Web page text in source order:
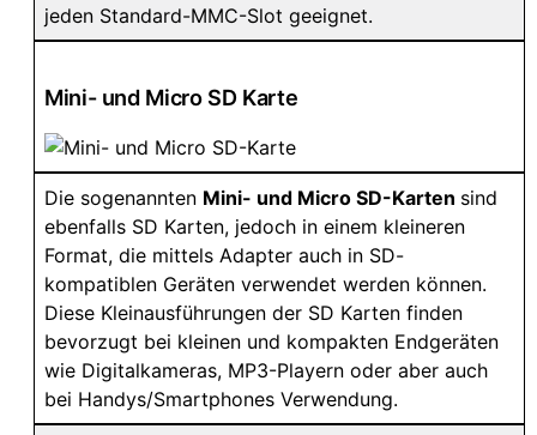
jeden Standard-MMC-Slot geeignet.
Mini- und Micro SD Karte
Die sogenannten Mini- und Micro SD-Karten sind
ebenfalls SD Karten, jedoch in einem kleineren
Format, die mittels Adapter auch in SD-
kompatiblen Geräten verwendet werden können.
Diese Kleinausführungen der SD Karten finden
bevorzugt bei kleinen und kompakten Endgeräten
wie Digitalkameras, MP3-Playern oder aber auch
bei Handys/Smartphones Verwendung.